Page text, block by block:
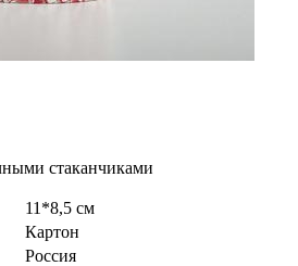
стаканчиками
11*8,5 см
Картон
Россия